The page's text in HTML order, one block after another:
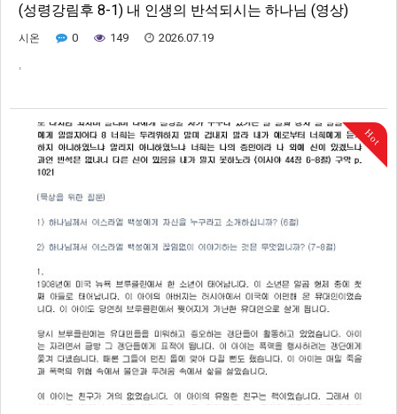
(성령강림후 8-1) 내 인생의 반석되시는 하나님 (영상)
시온 0 149 2026.07.19
,
Hot